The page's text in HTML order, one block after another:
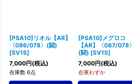
[PSA10]リオル【AR】
〈086/078〉(闘)
[SV1S]
7,000円(税込)
在庫数 6点
[PSA10]メグロコ
【AR】〈087/078〉
(闘) [SV1S]
7,000円(税込)
在庫わずか